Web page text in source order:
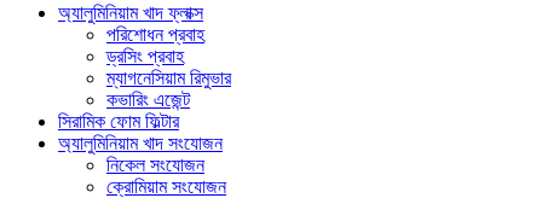
অ্যালুমিনিয়াম খাদ ফ্লাক্স
পরিশোধন প্রবাহ
ড্রসিং প্রবাহ
ম্যাগনেসিয়াম রিমুভার
কভারিং এজেন্ট
সিরামিক ফোম ফিল্টার
অ্যালুমিনিয়াম খাদ সংযোজন
নিকেল সংযোজন
ক্রোমিয়াম সংযোজন